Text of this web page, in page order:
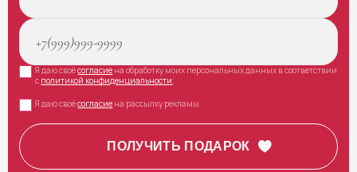
Я даю своёсогласие на обработку моих персональных данных в соответствии
с политикой конфиденциальности;
Я даю своёсогласие на рассылку рекламы.